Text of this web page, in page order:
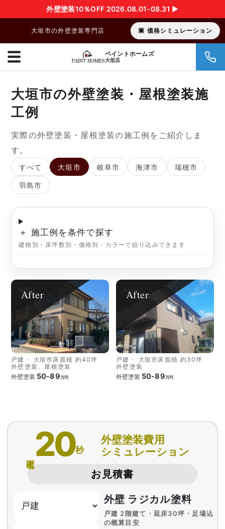
外壁塗装10％OFF 2026.08.01-08.31 ▶︎
大垣市の外壁塗装専門店 価格シミュレーション
ペイントホームズ
大垣店
☰
大垣市の外壁塗装・屋根塗装施
工例
実際の外壁塗装・屋根塗装の施工例をご紹介しま
す。
すべて 大垣市 岐阜市 海津市 瑞穂市
羽島市
＋ 施工例を条件で探す
建物別・床坪数別・価格別・カラーで絞り込みできます
After
戸建 大垣市床面積 約40坪
外壁塗装、屋根塗装
外壁塗装 50-89万円
After
戸建 大垣市床面積 約30坪
外壁塗装
外壁塗装 50-89万円
20秒
外壁塗装費用
シミュレーション
お見積書
外壁 ラジカル塗料
戸建 2階建て・延床30坪・足場込
の概算目安